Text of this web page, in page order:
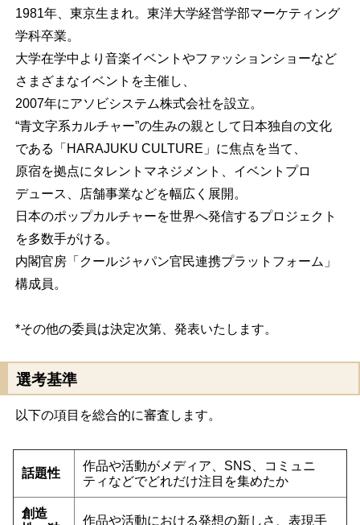
1981年、東京生まれ。東洋大学経営学部マーケティング
学科卒業。
大学在学中より音楽イベントやファッションショーなど
さまざまなイベントを主催し、
2007年にアソビシステム株式会社を設立。
“青文字系カルチャー”の生みの親として日本独自の文化
である「HARAJUKU CULTURE」に焦点を当て、
原宿を拠点にタレントマネジメント、イベントプロ
デュース、店舗事業などを幅広く展開。
日本のポップカルチャーを世界へ発信するプロジェクト
を多数手がける。
内閣官房「クールジャパン官民連携プラットフォーム」
構成員。
*その他の委員は決定次第、発表いたします。
選考基準
以下の項目を総合的に審査します。
話題性
作品や活動がメディア、SNS、コミュニ
ティなどでどれだけ注目を集めたか
創造
作品や活動における発想の新しさ、表現手